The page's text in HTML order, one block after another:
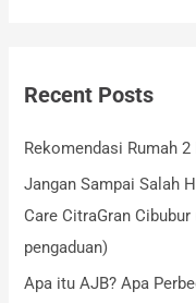
c
f
o
r
:
Recent Posts
Rekomendasi Rumah
Jangan Sampai Salah
Care CitraGran
pengaduan)
Apa itu AJB? Apa